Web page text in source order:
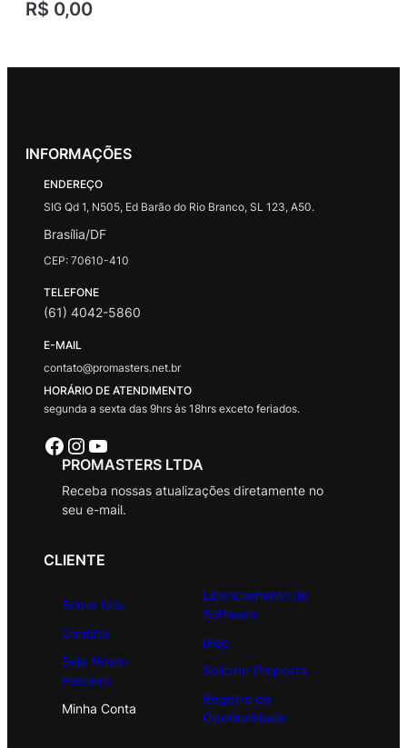
R$ 0,00
INFORMAÇÕES
ENDEREÇO
SIG Qd 1, N505, Ed Barão do Rio Branco, SL 123, A50.
Brasília/DF
CEP: 70610-410
TELEFONE
(61) 4042-5860
E-MAIL
contato@promasters.net.br
HORÁRIO DE ATENDIMENTO
segunda a sexta das 9hrs às 18hrs exceto feriados.
Facebook Instagram Youtube
PROMASTERS LTDA
Receba nossas atualizações diretamente no
seu e-mail.
CLIENTE
Sobre Nós
Contato
Seja Nosso
Parceiro
Minha Conta
Licenciamento de
Software
Blog
Solicitar Proposta
Registro de
Oportunidade